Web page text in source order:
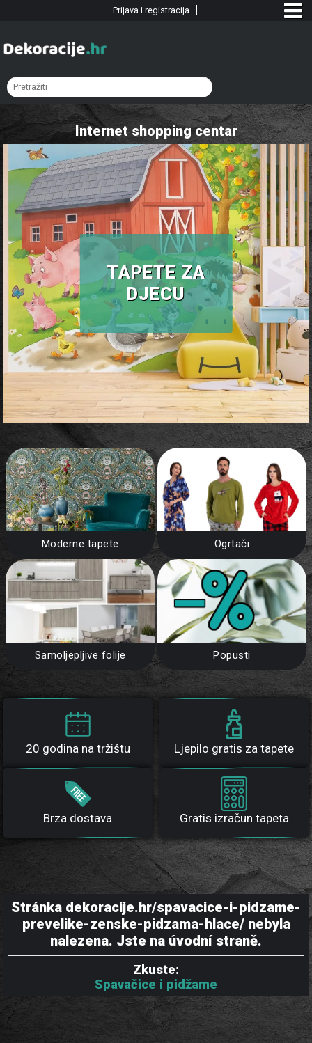
Internet shopping centar
TAPETE ZA
DJECU
Moderne tapete Ogrtači
Samoljepljive folije Popusti
20 godina na tržištu Ljepilo gratis za tapete
Brza dostava Gratis izračun tapeta
Stránka dekoracije.hr/spavacice-i-pidzame-
prevelike-zenske-pidzama-hlace/ nebyla
nalezena. Jste na úvodní straně.
Zkuste:
Spavačice i pidžame
Prijava i registracija